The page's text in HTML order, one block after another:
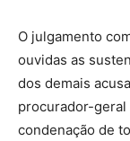
O julgamento
ouvidas as
dos demais
procurador-geral
condenação de